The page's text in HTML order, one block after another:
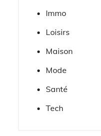
Immo
Loisirs
Maison
Mode
Santé
Tech